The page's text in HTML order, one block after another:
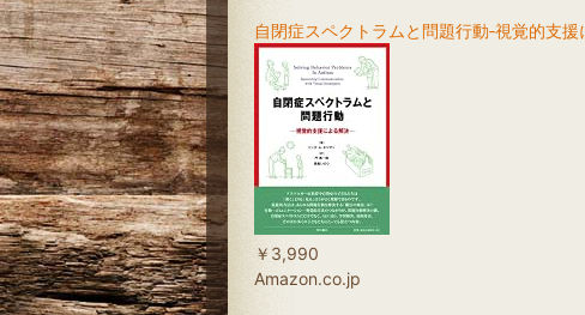
自閉症スペクトラムと問題行動‐視覚的支
￥3,990
Amazon.co.jp